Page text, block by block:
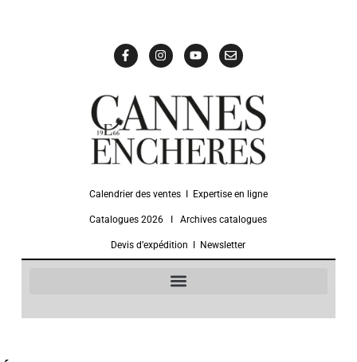
Calendrier des ventesΙ Expertise en ligne
Catalogues 2026 ΙArchives catalogues
Devis d’expédition Newsletter